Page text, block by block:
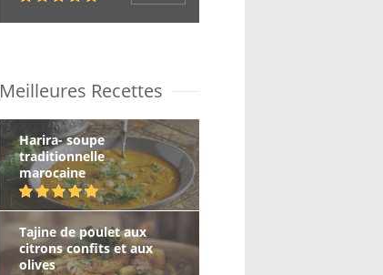
Meilleures Recettes
Harira- soupe
traditionnelle
marocaine
Tajine de poulet aux
citrons confits et aux
olives